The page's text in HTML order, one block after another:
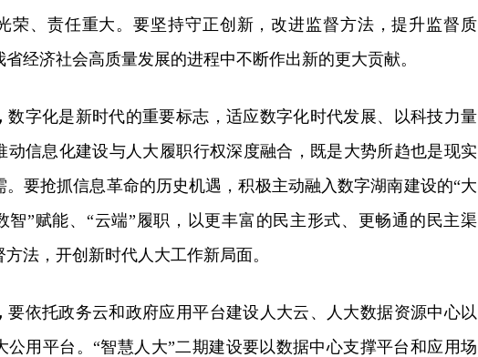
荣、责任重大。要坚持守正创新，改进监督方法，提升监督质
经济社会高质量发展的进程中不断作出新的更大贡献。
数字化是新时代的重要标志，适应数字化时代发展、以科技力量
动信息化建设与人大履职行权深度融合，既是大势所趋也是现实
。要抢抓信息革命的历史机遇，积极主动融入数字湖南建设的“大
智”赋能、“云端”履职，以更丰富的民主形式、更畅通的民主渠
法，开创新时代人大工作新局面。
要依托政务云和政府应用平台建设人大云、人大数据资源中心以
公用平台。“智慧人大”二期建设要以数据中心支撑平台和应用场